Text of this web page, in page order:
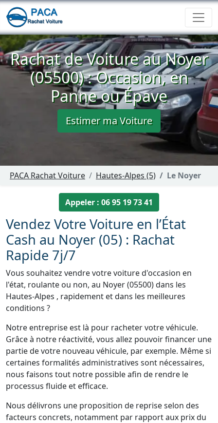
Rachat de Voiture au Noyer
(05500) : Occasion, en
Panne ou Épave
Estimer ma Voiture
PACA Rachat Voiture Hautes-Alpes (5) Le Noyer
Appeler : 06 95 19 73 41
Vendez Votre Voiture en l’État
Cash au Noyer (05) : Rachat
Rapide 7j/7
Vous souhaitez vendre votre voiture d'occasion en
l'état, roulante ou non, au Noyer (05500) dans les
Hautes-Alpes , rapidement et dans les meilleures
conditions ?
Notre entreprise est là pour racheter votre véhicule.
Grâce à notre réactivité, vous allez pouvoir financer une
partie de votre nouveau véhicule, par exemple. Même si
certaines formalités administratives sont nécessaires,
nous faisons tout notre possible afin de rendre le
processus fluide et efficace.
Nous délivrons une proposition de reprise selon des
facteurs concrets, notamment par rapport aux prix du